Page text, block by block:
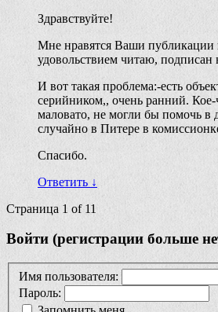
Здравствуйте!
Мне нравятся Ваши публикации
удовольствием читаю, подписан
И вот такая проблема:-есть
серийником,, очень ранний.
маловато, не могли бы помочь
случайно в Питере в
Спасибо.
Ответить ↓
Страница 1 of 11
Войти (регистрации больше
Имя пользователя:
Пароль: